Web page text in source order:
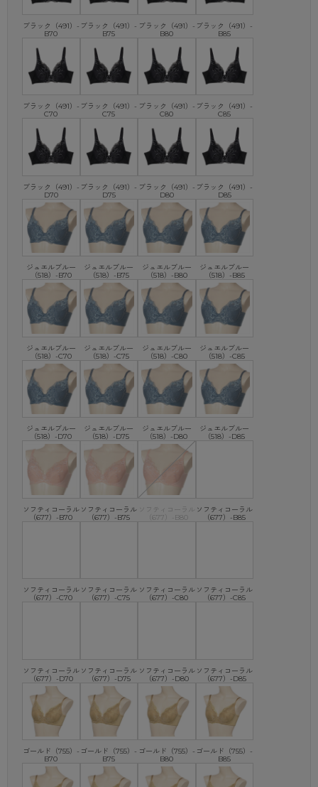
ブラック（491）-
B70
ブラック（491）-
B75
ブラック（491）-
B80
ブラック（491）-
B85
ブラック（491）-
C70
ブラック（491）-
C75
ブラック（491）-
C80
ブラック（491）-
C85
ブラック（491）-
D70
ブラック（491）-
D75
ブラック（491）-
D80
ブラック（491）-
D85
ジュエルブルー
（518）-B70
ジュエルブルー
（518）-B75
ジュエルブルー
（518）-B80
ジュエルブルー
（518）-B85
ジュエルブルー
（518）-C70
ジュエルブルー
（518）-C75
ジュエルブルー
（518）-C80
ジュエルブルー
（518）-C85
ジュエルブルー
（518）-D70
ジュエルブルー
（518）-D75
ジュエルブルー
（518）-D80
ジュエルブルー
（518）-D85
ソフティコーラル
（677）-B70
ソフティコーラル
（677）-B75
ソフティコーラル
（677）-B80
ソフティコーラル
（677）-B85
ソフティコーラル
（677）-C70
ソフティコーラル
（677）-C75
ソフティコーラル
（677）-C80
ソフティコーラル
（677）-C85
ソフティコーラル
（677）-D70
ソフティコーラル
（677）-D75
ソフティコーラル
（677）-D80
ソフティコーラル
（677）-D85
ゴールド（755）-
B70
ゴールド（755）-
B75
ゴールド（755）-
B80
ゴールド（755）-
B85